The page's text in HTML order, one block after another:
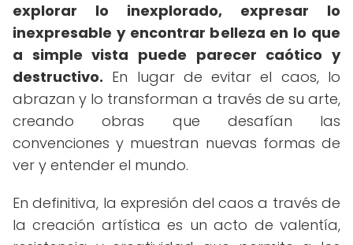
explorar lo inexplorado, expresar lo
inexpresable y encontrar belleza en lo que
a simple vista puede parecer caótico y
destructivo. En lugar de evitar el caos, lo
abrazan y lo transforman a través de su arte,
creando obras que desafían las
convenciones y muestran nuevas formas de
ver y entender el mundo.
En definitiva, la expresión del caos a través de
la creación artística es un acto de valentía,